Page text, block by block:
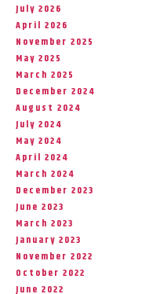
July 2026
April 2026
November 2025
May 2025
March 2025
December 2024
August 2024
July 2024
May 2024
April 2024
March 2024
December 2023
June 2023
March 2023
January 2023
November 2022
October 2022
June 2022